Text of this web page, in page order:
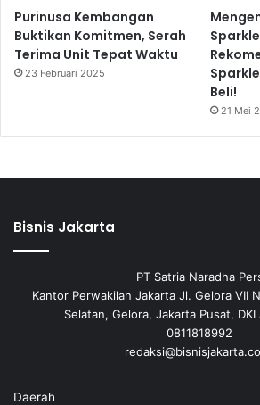
Purinusa Kembangan
Buktikan Komitmen, Serah
Terima Unit Tepat Waktu
23 Februari 2025
Beli!
21 Mei
Bisnis Jakarta
PT Satria Naradha
Kantor Perwakilan Jakarta Jl. Gelora VII
Selatan, Gelora, Jakarta Pusat, DKI
0811818992
Daerah